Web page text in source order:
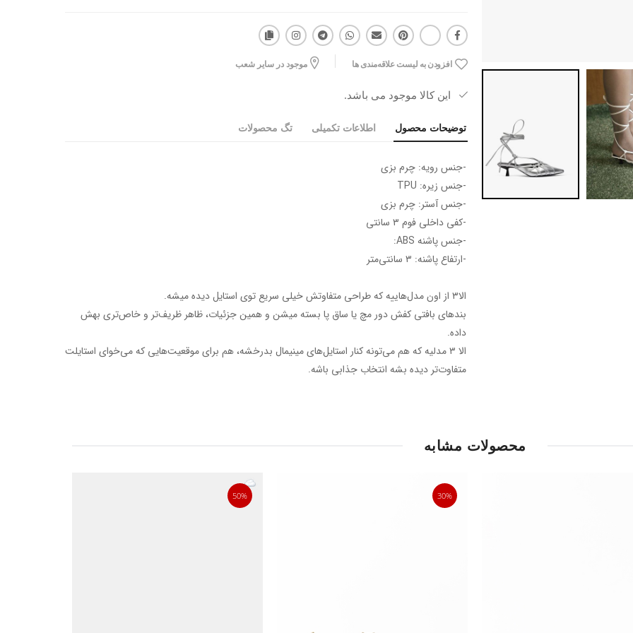
افزودن به لیست علاقه‌مندی ها موجود در سایر شعب
این کالا موجود می باشد.
توضیحات محصول اطلاعات تکمیلی تگ محصولات
-جنس رویه: چرم بزی
-جنس زیره: TPU
-جنس آستر: چرم بزی
-کفی داخلی فوم ۳ سانتی
-جنس پاشنه ABS:
-ارتفاع پاشنه: ۳ سانتی‌متر
الا۳ از اون مدل‌هاییه که طراحی متفاوتش خیلی سریع توی استایل دیده میشه.
بندهای بافتی کفش دور مچ یا ساق پا بسته میشن و همین جزئیات، ظاهر ظریف‌تر و خاص‌تری بهش
داده.
الا ۳ مدلیه که هم می‌تونه کنار استایل‌های مینیمال بدرخشه، هم برای موقعیت‌هایی که می‌خوای استایلت
متفاوت‌تر دیده بشه انتخاب جذابی باشه.
محصولات مشابه
30%
50%